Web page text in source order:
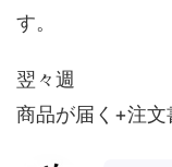
す。
翌々週
商品が届く+注文